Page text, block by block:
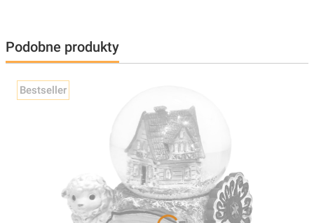
Podobne produkty
Bestseller